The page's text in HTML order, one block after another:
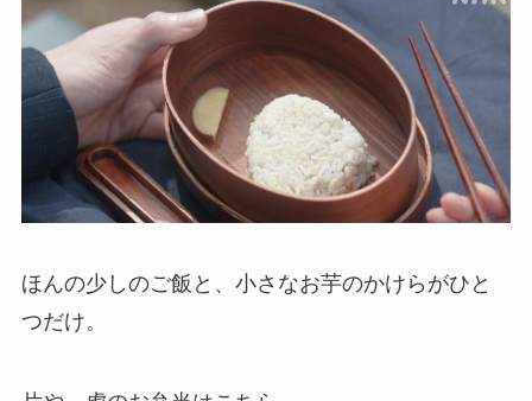
ほんの少しのご飯と、小さなお芋のかけらがひと
つだけ。